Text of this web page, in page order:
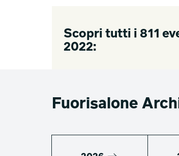
Scopri tutti i 811
2022:
Fuorisalone